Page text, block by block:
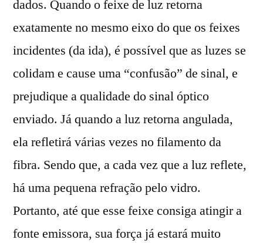
dados. Quando o feixe de luz retorna
exatamente no mesmo eixo do que os feixes
incidentes (da ida), é possível que as luzes se
colidam e cause uma “confusão” de sinal, e
prejudique a qualidade do sinal óptico
enviado. Já quando a luz retorna angulada,
ela refletirá várias vezes no filamento da
fibra. Sendo que, a cada vez que a luz reflete,
há uma pequena refração pelo vidro.
Portanto, até que esse feixe consiga atingir a
fonte emissora, sua força já estará muito